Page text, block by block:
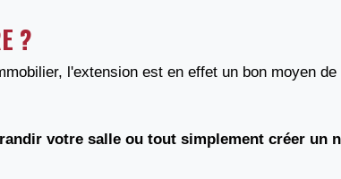
?
l'extension est en effet un bon moyen
votre salle ou tout simplement créer un